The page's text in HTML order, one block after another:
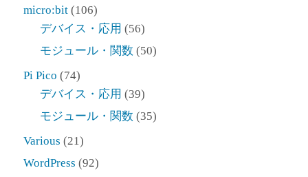
micro:bit (106)
デバイス・応用 (56)
モジュール・関数 (50)
Pi Pico (74)
デバイス・応用 (39)
モジュール・関数 (35)
Various (21)
WordPress (92)